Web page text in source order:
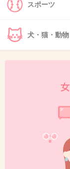
43. 匿名2014/11/07(金)
このときの
2014/11/07(金)
紗栄子は大し
スポーツ
犬・猫・動物